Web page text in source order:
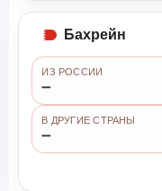
Бахрейн
ИЗ РОССИИ
➖
В ДРУГИЕ СТРАНЫ
➖